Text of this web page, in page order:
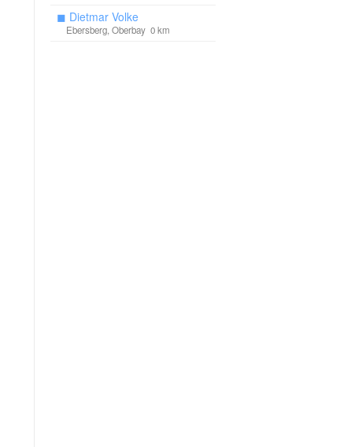
◼ Dietmar Volke
Ebersberg, Oberbay 0 km